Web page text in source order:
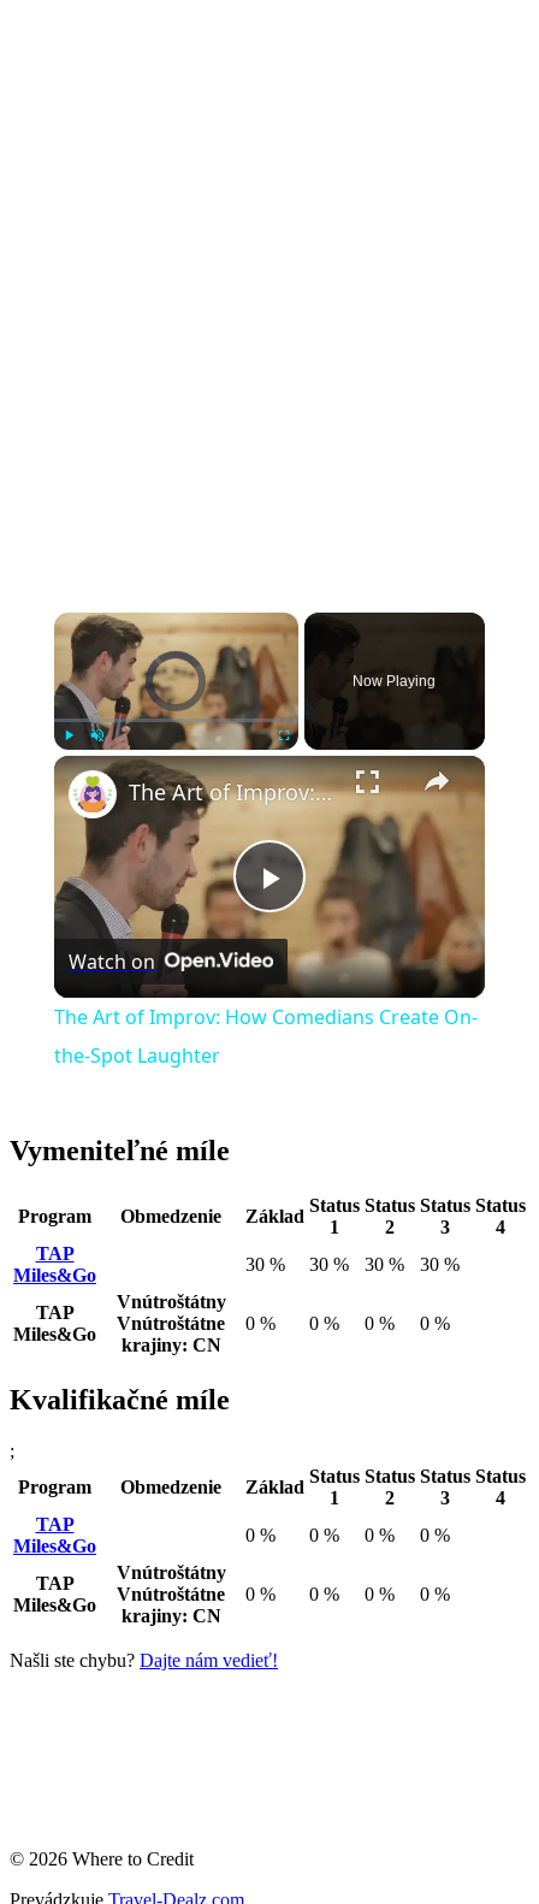
Video Player is loading.
Play
Now Playing
Play
Video
The Art of Improv: How Comedians Create On-the-Spot Laughter
Watch on
The Art of Improv: How Comedians Create On-
the-Spot Laughter
Vymeniteľné míle
Program Obmedzenie Základ
Status
1
Status
2
Status
3
Status
4
TAP
Miles&Go
30 % 30 % 30 % 30 %
TAP
Miles&Go
Vnútroštátny
Vnútroštátne
krajiny: CN
0 % 0 % 0 % 0 %
Kvalifikačné míle
;
Program
Obmedzenie Základ
Status
1
Status
2
Status
3
Status
4
TAP
Miles&Go
0 % 0 % 0 % 0 %
TAP
Miles&Go
Vnútroštátny
Vnútroštátne
krajiny: CN
0 % 0 % 0 % 0 %
Našli ste chybu? Dajte nám vedieť!
© 2026 Where to Credit
Prevádzkuje Travel-Dealz.com